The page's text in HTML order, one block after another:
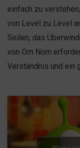
einfach zu
von Level zu Level
Seilen, das
von Om Nom
Verständnis und ein